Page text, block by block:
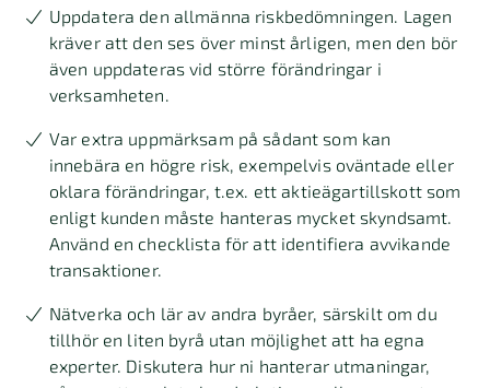
Uppdatera den allmänna riskbedömningen. Lagen
kräver att den ses över minst årligen, men den bör
även uppdateras vid större förändringar i
verksamheten.
Var extra uppmärksam på sådant som kan
innebära en högre risk, exempelvis oväntade eller
oklara förändringar, t.ex. ett aktieägartillskott som
enligt kunden måste hanteras mycket skyndsamt.
Använd en checklista för att identifiera avvikande
transaktioner.
Nätverka och lär av andra byråer, särskilt om du
tillhör en liten byrå utan möjlighet att ha egna
experter. Diskutera hur ni hanterar utmaningar,